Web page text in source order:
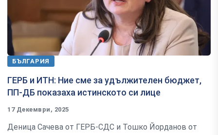
БЪЛГАРИЯ
ГЕРБ и ИТН: Ние сме за удължителен бюджет,
ПП-ДБ показаха истинското си лице
17 Декември, 2025
Деница Сачева от ГЕРБ-СДС и Тошко Йорданов от